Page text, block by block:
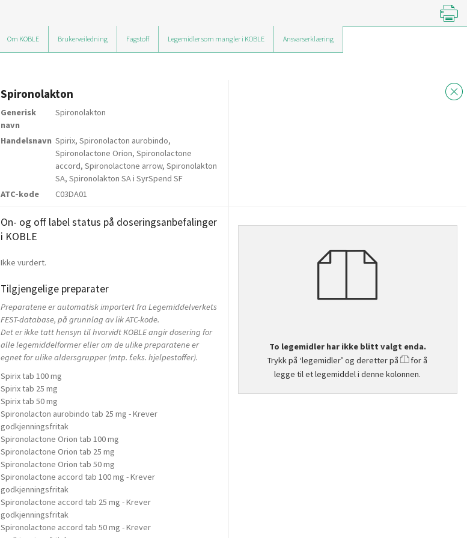
Om KOBLE Brukerveiledning Fagstoff Legemidler som mangler i KOBLE Ansvarserklæring
Spironolakton
Generisk
navn
Spironolakton
Handelsnavn Spirix, Spironolacton aurobindo,
Spironolactone Orion, Spironolactone
accord, Spironolactone arrow, Spironolakton
SA, Spironolakton SA i SyrSpend SF
ATC-kode
C03DA01
On- og off label status på doseringsanbefalinger
i KOBLE
Ikke vurdert.
Tilgjengelige preparater
Preparatene er automatisk importert fra Legemiddelverkets
FEST-database, på grunnlag av lik ATC-kode.
Det er ikke tatt hensyn til hvorvidt KOBLE angir dosering for
alle legemiddelformer eller om de ulike preparatene er
egnet for ulike aldersgrupper (mtp. f.eks. hjelpestoffer).
Spirix tab 100 mg
Spirix tab 25 mg
Spirix tab 50 mg
Spironolacton aurobindo tab 25 mg - Krever
godkjenningsfritak
Spironolactone Orion tab 100 mg
Spironolactone Orion tab 25 mg
Spironolactone Orion tab 50 mg
Spironolactone accord tab 100 mg - Krever
godkjenningsfritak
Spironolactone accord tab 25 mg - Krever
godkjenningsfritak
Spironolactone accord tab 50 mg - Krever
To legemidler har ikke blitt valgt enda.
Trykk på ‘legemidler’ og deretter på
for å
legge til et legemiddel i denne kolonnen.